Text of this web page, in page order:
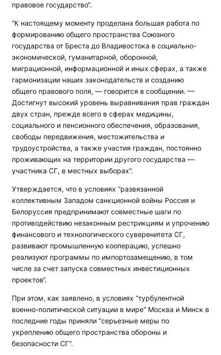
правовое государство“.
“К настоящему моменту проделана большая работа по
формированию общего пространства Союзного
государства от Бреста до Владивостока в социально-
экономической, гуманитарной, оборонной,
миграционной, информационной и иных сферах, а также
гармонизации наших законодательств и созданию
общего правового поля, — говорится в сообщении. —
Достигнут высокий уровень выравнивания прав граждан
двух стран, прежде всего в сферах медицины,
социального и пенсионного обеспечения, образования,
свободы передвижения, местожительства и
трудоустройства, а также участия граждан, постоянно
проживающих на территории другого государства —
участника СГ, в местных выборах“.
Утверждается, что в условиях “развязанной
коллективным Западом санкционной войны Россия и
Белоруссия предпринимают совместные шаги по
противодействию незаконным рестрикциям и упрочению
финансового и технологического суверенитета СГ,
развивают промышленную кооперацию, успешно
реализуют программы по импортозамещению, в том
числе за счет запуска совместных инвестиционных
проектов“.
При этом, как заявлено, в условиях “турбулентной
военно-политической ситуации в мире“ Москва и Минск в
последние годы приняли “серьезные меры по
укреплению общего пространства обороны и
безопасности СГ“.